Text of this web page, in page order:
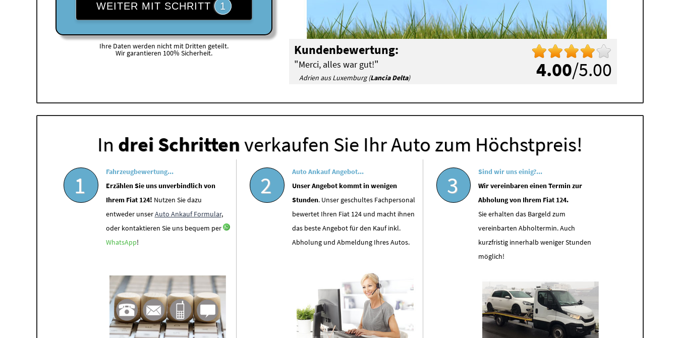
WEITER MIT SCHRITT 1
Ihre Daten werden nicht mit Dritten geteilt.
Wir garantieren 100% Sicherheit.
4.00/5.00
Kundenbewertung:
"Merci, alles war gut!"
Adrien aus Luxemburg (Lancia Delta)
In drei Schrittenverkaufen Sie Ihr Auto zum Höchstpreis!
1
Fahrzeugbewertung...
Erzählen Sie uns unverbindlich von
Ihrem Fiat 124! Nutzen Sie dazu
entweder unserAuto Ankauf Formular,
oder kontaktieren Sie uns bequem per
WhatsApp!
2
Auto Ankauf Angebot...
Unser Angebot kommt in wenigen
Stunden. Unser geschultes Fachpersonal
bewertet Ihren Fiat 124 und macht ihnen
das beste Angebot für den Kauf inkl.
Abholung und Abmeldung Ihres Autos.
3
Sind wir uns einig?...
Wir vereinbaren einen Termin zur
Abholung von Ihrem Fiat 124.
Sie erhalten das Bargeld zum
vereinbarten Abholtermin. Auch
kurzfristig innerhalb weniger Stunden
möglich!